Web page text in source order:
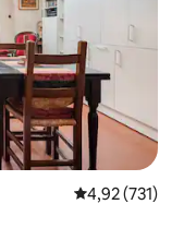
Середня
4,92 (731)